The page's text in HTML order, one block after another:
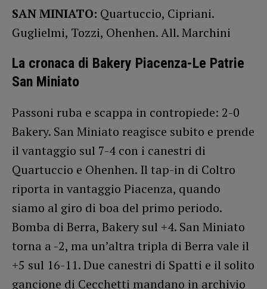
SAN MINIATO: Quartuccio, Cipriani.
Guglielmi, Tozzi, Ohenhen. All. Marchini
La cronaca di Bakery Piacenza-Le Patrie
San Miniato
Passoni ruba e scappa in contropiede: 2-0
Bakery. San Miniato reagisce subito e prende
il vantaggio sul 7-4 con i canestri di
Quartuccio e Ohenhen. Il tap-in di Coltro
riporta in vantaggio Piacenza, quando
siamo al giro di boa del primo periodo.
Bomba di Berra, Bakery sul +4. San Miniato
torna a -2, ma un’altra tripla di Berra vale il
+5 sul 16-11. Due canestri di Spatti e il solito
gancione di Cecchetti mandano in archivio